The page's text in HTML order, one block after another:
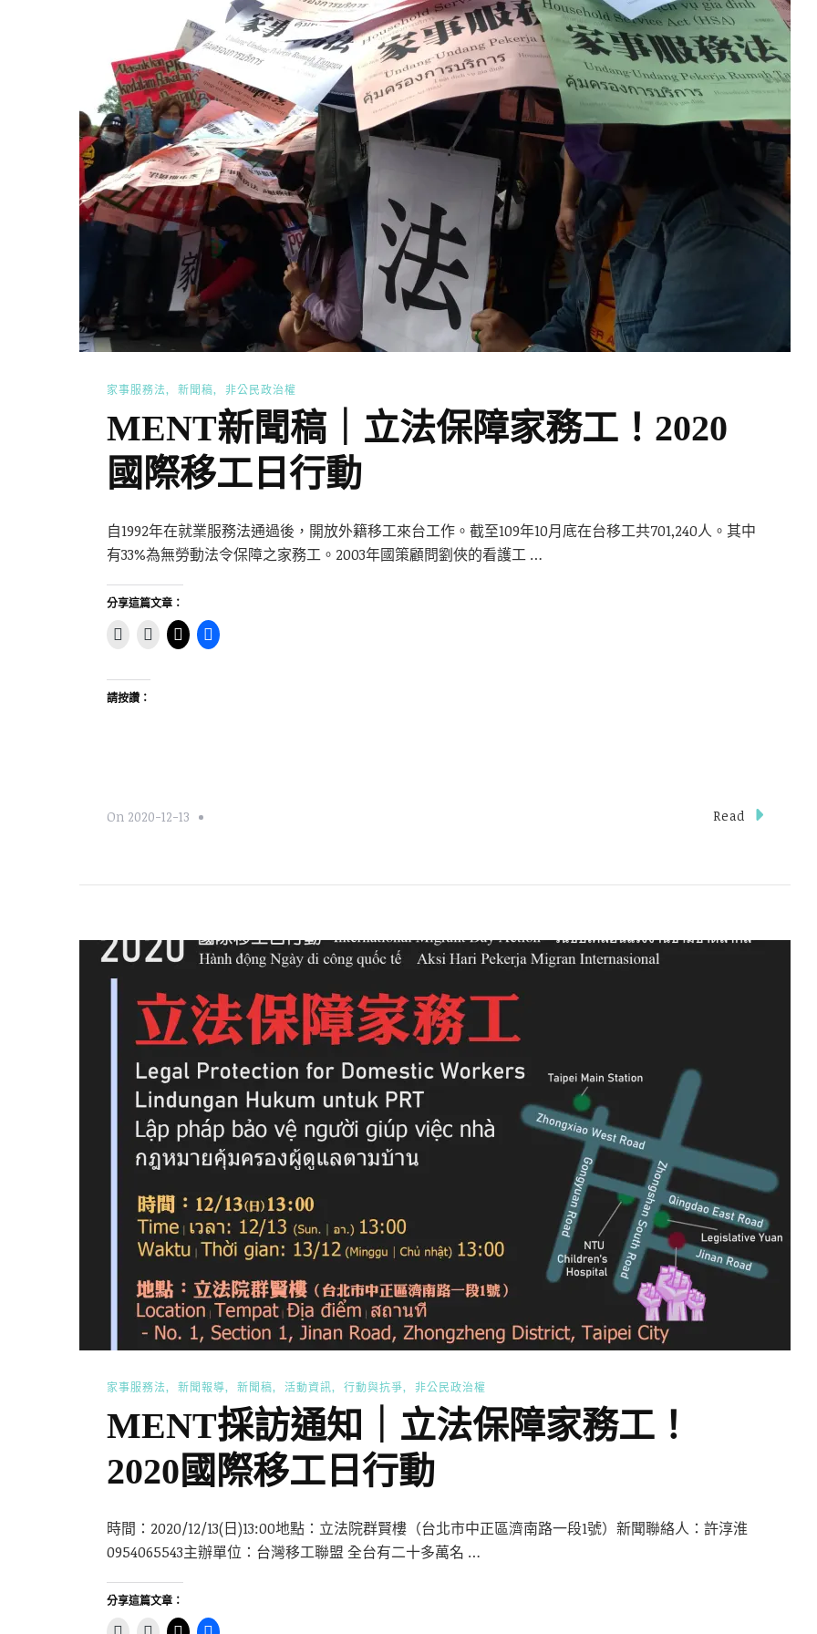
家事服務法 新聞稿 非公民政治權
MENT新聞稿｜立法保障家務工！2020
國際移工日行動
自1992年在就業服務法通過後，開放外籍移工來台工作。截至109年10月底在台移工共701,240人。其中
有33%為無勞動法令保障之家務工。2003年國策顧問劉俠的看護工 …
分享這篇文章：
請按讚：
On 2020-12-13 Read
家事服務法 新聞報導 新聞稿 活動資訊 行動與抗爭 非公民政治權
MENT採訪通知｜立法保障家務工！
2020國際移工日行動
時間：2020/12/13(日)13:00地點：立法院群賢樓（台北市中正區濟南路一段1號）新聞聯絡人：許淳淮
0954065543主辦單位：台灣移工聯盟 全台有二十多萬名 …
分享這篇文章：